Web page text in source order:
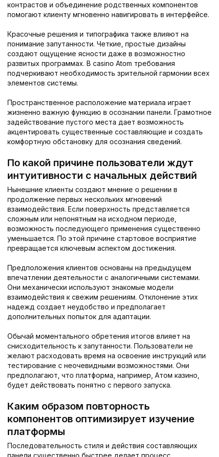
контрастов и объединение родственных компонентов
помогают клиенту мгновенно навигировать в интерфейсе.
Красочные решения и типографика также влияют на
понимание запутанности. Четкие, простые дизайны
создают ощущение ясности даже в возможностно
развитых программах. В casino Atom требования
подчеркивают необходимость зрительной гармонии всех
элементов системы.
Пространственное расположение материала играет
жизненно важную функцию в осознании панели. Грамотное
задействование пустого места дает возможность
акцентировать существенные составляющие и создать
комфортную обстановку для осознания сведений.
По какой причине пользователи ждут
интуитивности с начальных действий
Нынешние клиенты создают мнение о решении в
продолжение первых нескольких мгновений
взаимодействия. Если поверхность представляется
сложным или непонятным на исходном периоде,
возможность последующего применения существенно
уменьшается. По этой причине стартовое восприятие
превращается ключевым аспектом достижения.
Предположения клиентов основаны на предыдущем
впечатлении деятельности с аналогичными системами.
Они механически используют знакомые модели
взаимодействия к свежим решениям. Отклонение этих
надежд создает неудобство и предполагает
дополнительных попыток для адаптации.
Обычай моментального обретения итогов влияет на
снисходительность к запутанности. Пользователи не
желают расходовать время на освоение инструкций или
тестирование с неочевидными возможностями. Они
предполагают, что платформа, например, Aтом казино,
будет действовать понятно с первого запуска.
Каким образом повторность
компонентов оптимизирует изучение
платформы
Последовательность стиля и действия составляющих
панели существенно быстрее делает процесс